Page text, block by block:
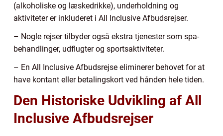
(alkoholiske og læskedrikke), underholdning og
aktiviteter er inkluderet i All Inclusive Afbudsrejser.
– Nogle rejser tilbyder også ekstra tjenester som spa-
behandlinger, udflugter og sportsaktiviteter.
– En All Inclusive Afbudsrejse eliminerer behovet for at
have kontant eller betalingskort ved hånden hele tiden.
Den Historiske Udvikling af All
Inclusive Afbudsrejser